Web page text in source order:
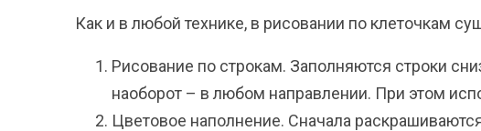
Как и в любой технике, в рисовании по клеточкам
Рисование по строкам. Заполняются строки
наоборот – в любом направлении. При этом
Цветовое наполнение. Сначала